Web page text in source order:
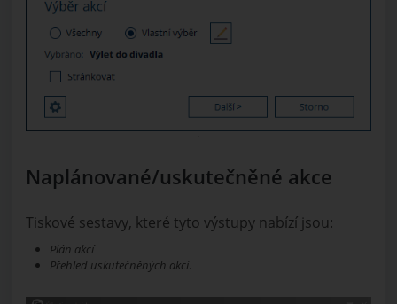
Naplánované/uskutečněné akce
Tiskové sestavy, které tyto výstupy nabízí jsou:
Plán akcí
Přehled uskutečněných akcí.